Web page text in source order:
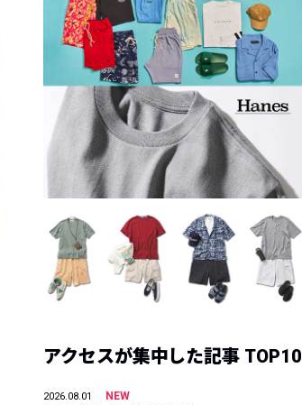
アクセスが集中した記事 TOP10
2026.08.01
NEW